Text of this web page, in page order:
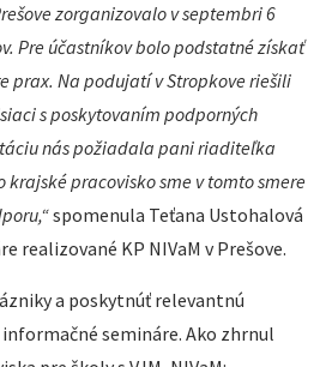
zorganizovalo v septembri 6
Pre účastníkov bolo podstatné získať
prax. Na podujatí v Stropkove riešili
s poskytovaním podporných
nás požiadala pani riaditeľka
krajské pracovisko sme v tomto smere
spomenula Teťana Ustohalová
realizované KP NIVaM v Prešove.
a poskytnúť relevantnú
informačné semináre. Ako zhrnul